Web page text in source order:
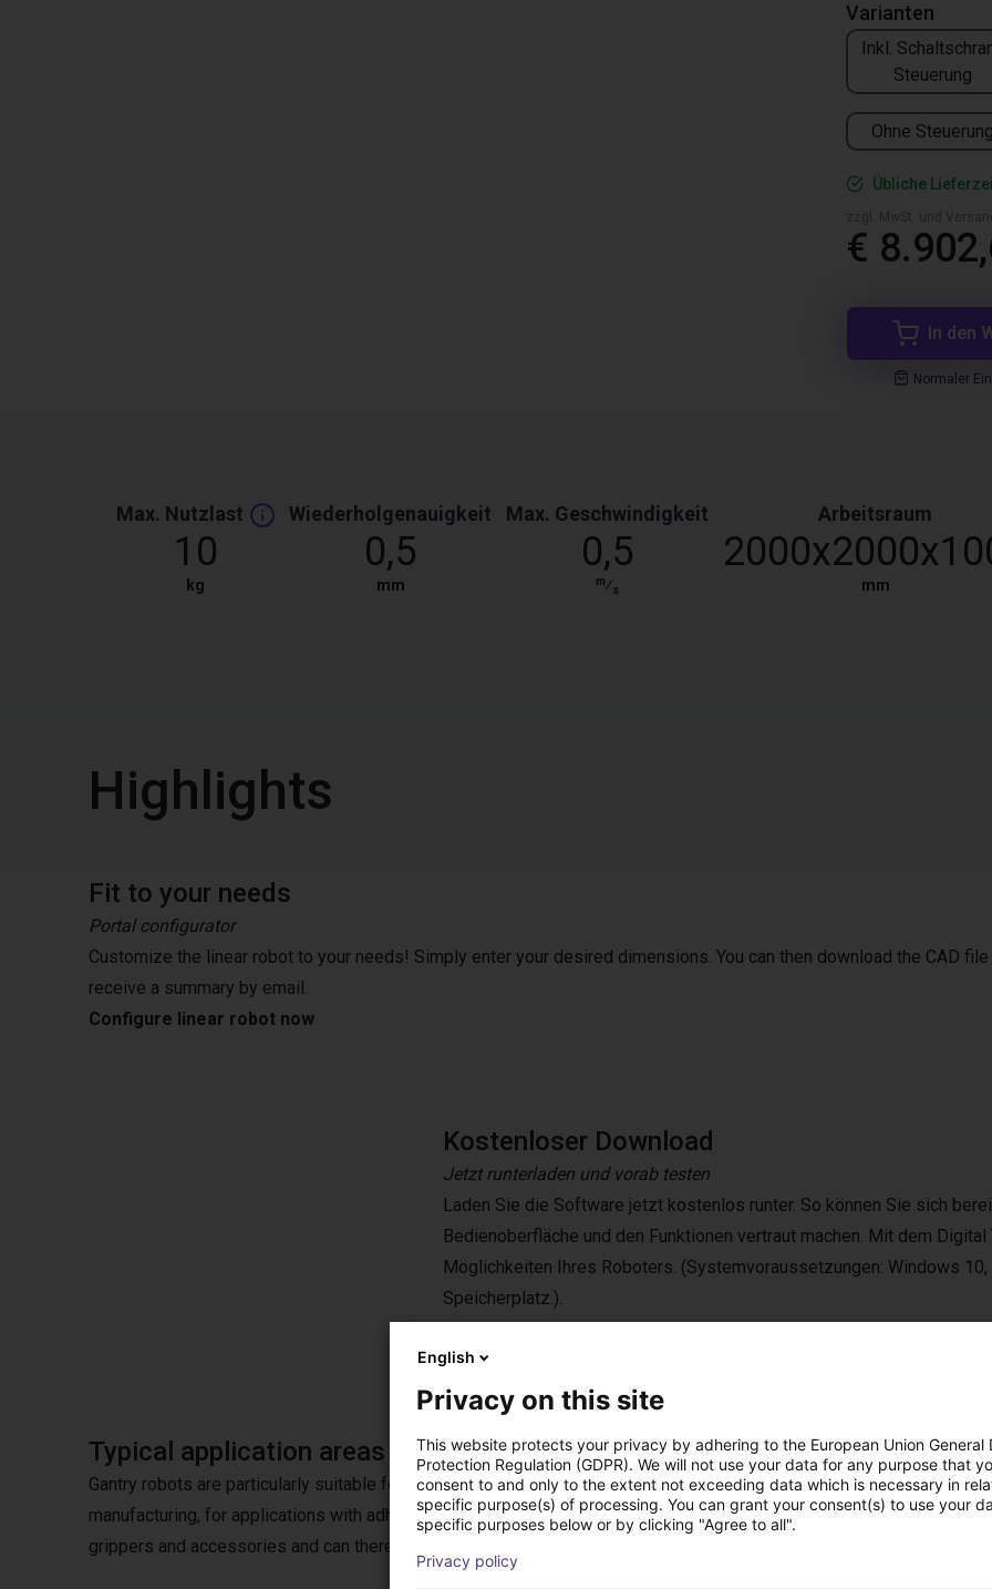
Varianten
Inkl.
Steuerung
Ohne
Übliche
€
In den
Normaler
Max. Nutzlast
10
kg
Wiederholgenauigkeit
0,5
mm
Max. Geschwindigkeit
0,5
m⁄s
Arbeitsraum
mm
Highlights
Fit to your needs
Portal configurator
Customize the linear robot to your needs! Simply enter your desired dimensions. You can then download the CAD file
receive a summary by email.
Configure linear robot now
Kostenloser Download
Jetzt runterladen und vorab testen
Laden Sie die Software jetzt kostenlos runter. So können Sie sich
Bedienoberfläche und den Funktionen vertraut machen. Mit dem
Möglichkeiten Ihres Roboters. (Systemvoraussetzungen: Windows
Speicherplatz.).
Jetzt kostenlos runterladen
Typical application areas
Gantry robots are particularly suitable for pick & place applications in various areas. For example, in the laboratory, in
manufacturing, for applications with adhesives or in vertical farming. They are compatible with various camera
grippers and accessories and can therefore also be used in bin-picking applications.
English
Privacy on this site
This website protects your privacy by adhering to the European Union General
Protection Regulation (GDPR). We will not use your data for any purpose that
consent to and only to the extent not exceeding data which is necessary in
specific purpose(s) of processing. You can grant your consent(s) to use your
specific purposes below or by clicking "Agree to all".
Privacy policy